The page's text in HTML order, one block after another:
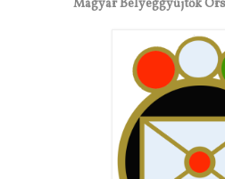
Magyar Bélyeggyűjtők